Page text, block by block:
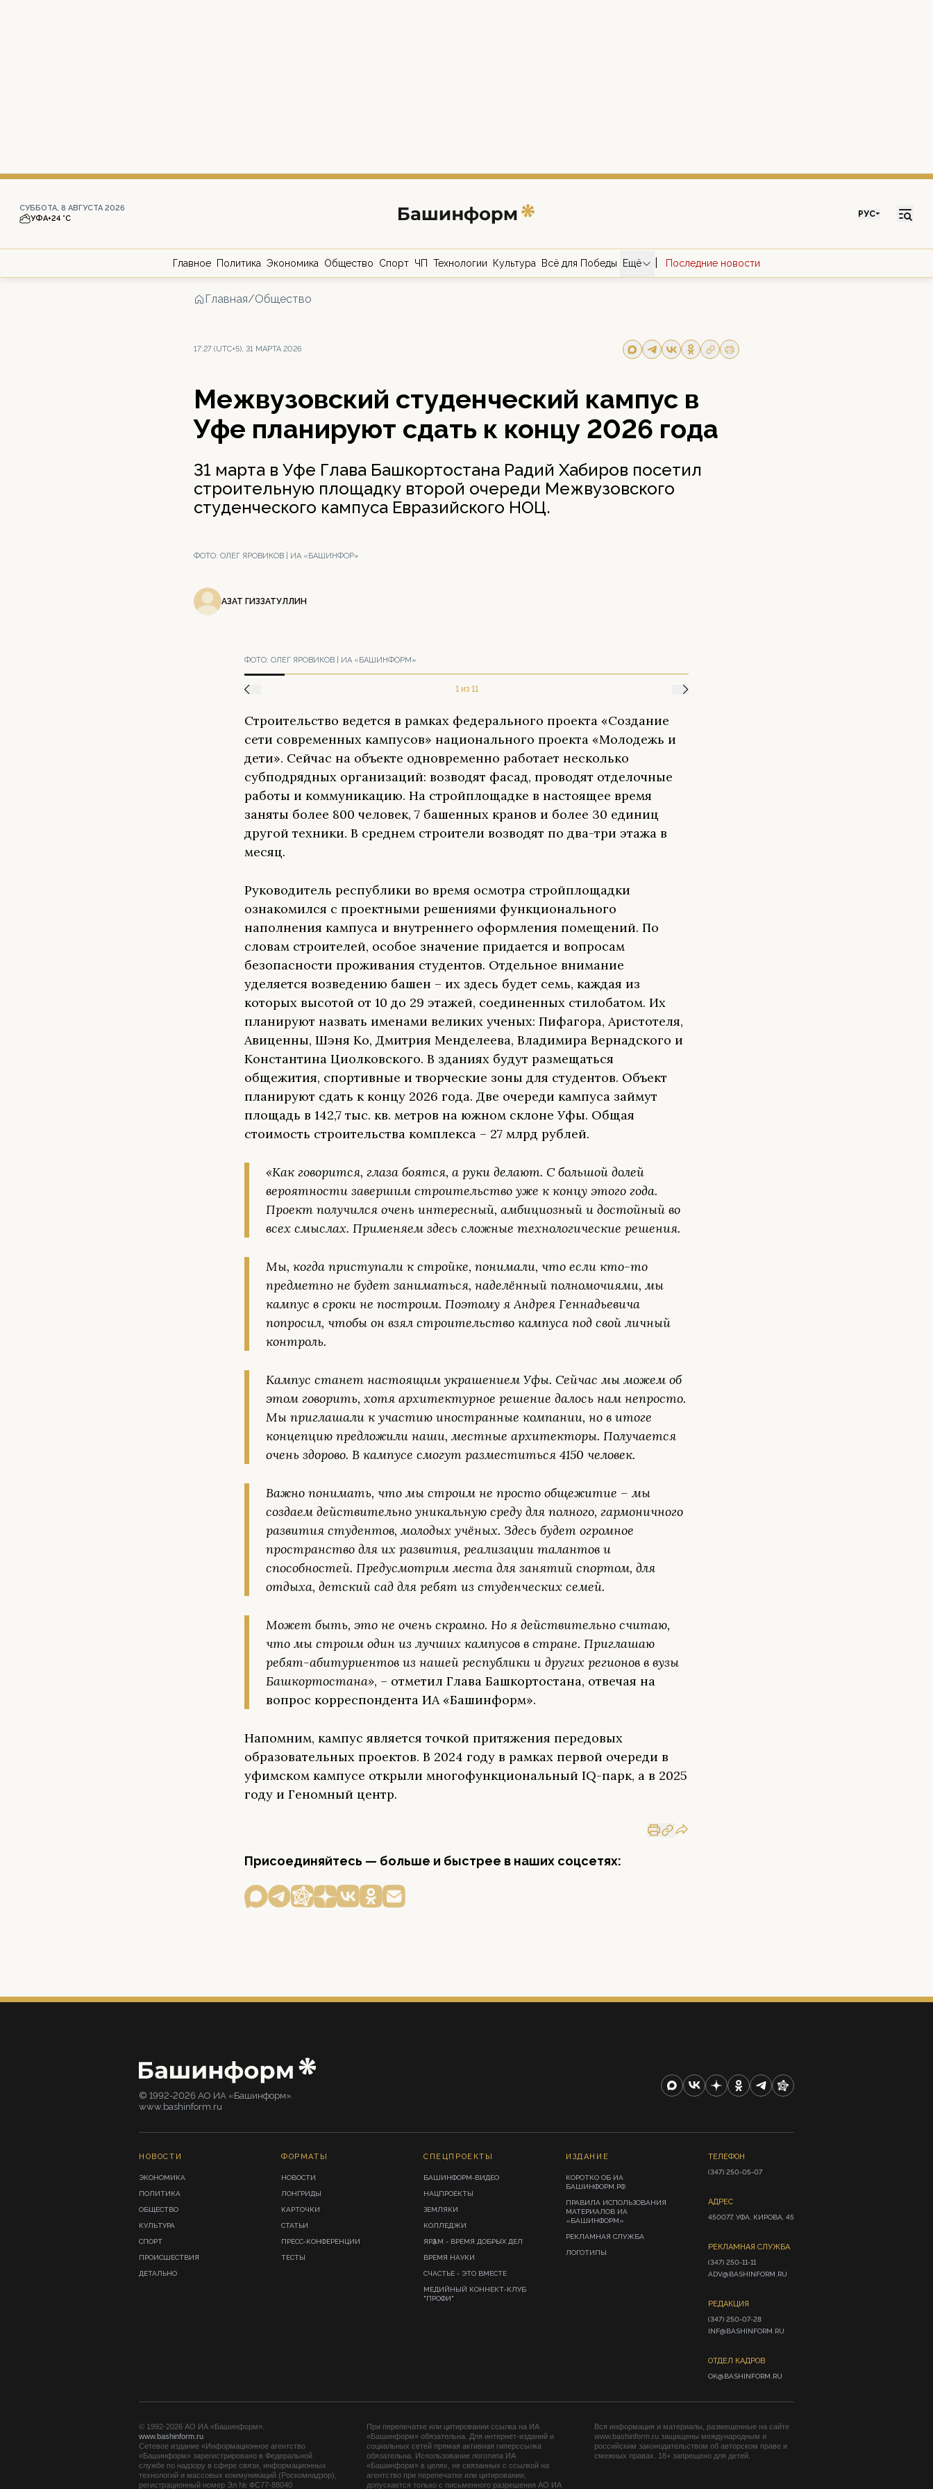
СУББОТА, 8 АВГУСТА 2026
УФА+24 °С РУС
Главное Политика Экономика Общество Спорт ЧП Технологии Культура Всё для Победы Ещё Последние новости
Главная/Общество
17:27 (UTC+5), 31 МАРТА 2026
Межвузовский студенческий кампус в
Уфе планируют сдать к концу 2026 года
31 марта в Уфе Глава Башкортостана Радий Хабиров посетил
строительную площадку второй очереди Межвузовского
студенческого кампуса Евразийского НОЦ.
ФОТО: ОЛЕГ ЯРОВИКОВ | ИА «БАШИНФОР»
АЗАТ ГИЗЗАТУЛЛИН
ФОТО: ОЛЕГ ЯРОВИКОВ | ИА «БАШИНФОРМ»
1 из 11
Строительство ведется в рамках федерального проекта «Создание
сети современных кампусов» национального проекта «Молодежь и
дети». Сейчас на объекте одновременно работает несколько
субподрядных организаций: возводят фасад, проводят отделочные
работы и коммуникацию. На стройплощадке в настоящее время
заняты более 800 человек, 7 башенных кранов и более 30 единиц
другой техники. В среднем строители возводят по два-три этажа в
месяц.
Руководитель республики во время осмотра стройплощадки
ознакомился с проектными решениями функционального
наполнения кампуса и внутреннего оформления помещений. По
словам строителей, особое значение придается и вопросам
безопасности проживания студентов. Отдельное внимание
уделяется возведению башен – их здесь будет семь, каждая из
которых высотой от 10 до 29 этажей, соединенных стилобатом. Их
планируют назвать именами великих ученых: Пифагора, Аристотеля,
Авиценны, Шэня Ко, Дмитрия Менделеева, Владимира Вернадского и
Константина Циолковского. В зданиях будут размещаться
общежития, спортивные и творческие зоны для студентов. Объект
планируют сдать к концу 2026 года. Две очереди кампуса займут
площадь в 142,7 тыс. кв. метров на южном склоне Уфы. Общая
стоимость строительства комплекса – 27 млрд рублей.
«Как говорится, глаза боятся, а руки делают. С большой долей
вероятности завершим строительство уже к концу этого года.
Проект получился очень интересный, амбициозный и достойный во
всех смыслах. Применяем здесь сложные технологические решения.
Мы, когда приступали к стройке, понимали, что если кто-то
предметно не будет заниматься, наделённый полномочиями, мы
кампус в сроки не построим. Поэтому я Андрея Геннадьевича
попросил, чтобы он взял строительство кампуса под свой личный
контроль.
Кампус станет настоящим украшением Уфы. Сейчас мы можем об
этом говорить, хотя архитектурное решение далось нам непросто.
Мы приглашали к участию иностранные компании, но в итоге
концепцию предложили наши, местные архитекторы. Получается
очень здорово. В кампусе смогут разместиться 4150 человек.
Важно понимать, что мы строим не просто общежитие – мы
создаем действительно уникальную среду для полного, гармоничного
развития студентов, молодых учёных. Здесь будет огромное
пространство для их развития, реализации талантов и
способностей. Предусмотрим места для занятий спортом, для
отдыха, детский сад для ребят из студенческих семей.
Может быть, это не очень скромно. Но я действительно считаю,
что мы строим один из лучших кампусов в стране. Приглашаю
ребят-абитуриентов из нашей республики и других регионов в вузы
Башкортостана», – отметил Глава Башкортостана, отвечая на
вопрос корреспондента ИА «Башинформ».
Напомним, кампус является точкой притяжения передовых
образовательных проектов. В 2024 году в рамках первой очереди в
уфимском кампусе открыли многофункциональный IQ-парк, а в 2025
году и Геномный центр.
Присоединяйтесь — больше и быстрее в наших соцсетях:
© 1992-2026 АО ИА «Башинформ».
www.bashinform.ru
НОВОСТИ
ЭКОНОМИКА
ПОЛИТИКА
ОБЩЕСТВО
КУЛЬТУРА
СПОРТ
ПРОИСШЕСТВИЯ
ДЕТАЛЬНО
ФОРМАТЫ
НОВОСТИ
ЛОНГРИДЫ
КАРТОЧКИ
СТАТЬИ
ПРЕСС-КОНФЕРЕНЦИИ
ТЕСТЫ
СПЕЦПРОЕКТЫ
БАШИНФОРМ-ВИДЕО
НАЦПРОЕКТЫ
ЗЕМЛЯКИ
КОЛЛЕДЖИ
ЯРҘАМ - ВРЕМЯ ДОБРЫХ ДЕЛ
ВРЕМЯ НАУКИ
СЧАСТЬЕ - ЭТО ВМЕСТЕ
МЕДИЙНЫЙ КОННЕКТ-КЛУБ
"ПРОФИ"
ИЗДАНИЕ
КОРОТКО ОБ ИА
БАШИНФОРМ.РФ
ПРАВИЛА ИСПОЛЬЗОВАНИЯ
МАТЕРИАЛОВ ИА
«БАШИНФОРМ»
РЕКЛАМНАЯ СЛУЖБА
ЛОГОТИПЫ
ТЕЛЕФОН
(347) 250-05-07
АДРЕС
450077, УФА, КИРОВА, 45
РЕКЛАМНАЯ СЛУЖБА
(347) 250-11-11
ADV@BASHINFORM.RU
РЕДАКЦИЯ
(347) 250-07-28
INF@BASHINFORM.RU
ОТДЕЛ КАДРОВ
OK@BASHINFORM.RU
© 1992-2026 АО ИА «Башинформ».
www.bashinform.ru
Сетевое издание «Информационное агентство
«Башинформ» зарегистрировано в Федеральной
службе по надзору в сфере связи, информационных
технологий и массовых коммуникаций (Роскомнадзор),
регистрационный номер Эл № ФС77-88040
При перепечатке или цитировании ссылка на ИА
«Башинформ» обязательна. Для интернет-изданий и
социальных сетей прямая активная гиперссылка
обязательна. Использование логотипа ИА
«Башинформ» в целях, не связанных с ссылкой на
агентство при перепечатке или цитировании,
допускается только с письменного разрешения АО ИА
Вся информация и материалы, размещенные на сайте
www.bashinform.ru защищены международным и
российским законодательством об авторском праве и
смежных правах. 18+ запрещено для детей.